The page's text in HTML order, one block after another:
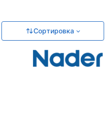
Сортировка